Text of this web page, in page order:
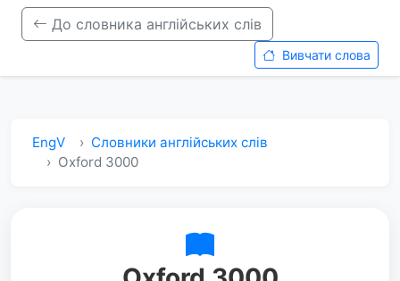
До словника англійських слів
Вивчати слова
EngV
Словники англійських слів
Oxford 3000